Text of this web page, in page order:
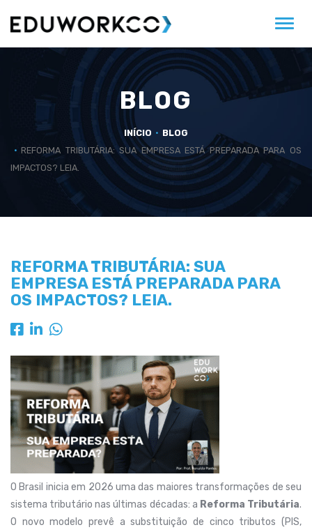
BLOG
INÍCIO
BLOG
REFORMA TRIBUTÁRIA: SUA EMPRESA ESTÁ PREPARADA PARA OS
IMPACTOS? LEIA.
REFORMA TRIBUTÁRIA: SUA
EMPRESA ESTÁ PREPARADA PARA
OS IMPACTOS? LEIA.
O Brasil inicia em 2026 uma das maiores transformações de seu
sistema tributário nas últimas décadas: a Reforma Tributária.
O novo modelo prevê a substituição de cinco tributos (PIS,